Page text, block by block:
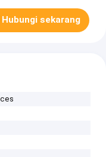
Hubungi sekarang